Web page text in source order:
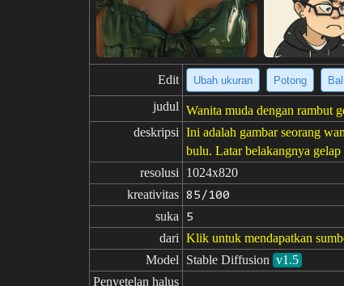
Edit Ubah ukuran Potong
judul Wanita muda dengan rambut
deskripsi Ini adalah gambar seorang
bulu. Latar belakangnya
resolusi
1024x820
kreativitas 85/100
suka 5
dari Klik untuk mendapatkan
Model
Stable Diffusion v1.5
Penyetelan halus